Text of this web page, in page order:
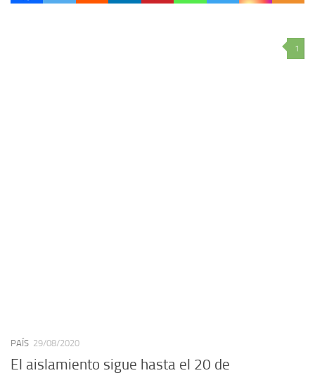
1
PAÍS 29/08/2020
El aislamiento sigue hasta el 20 de